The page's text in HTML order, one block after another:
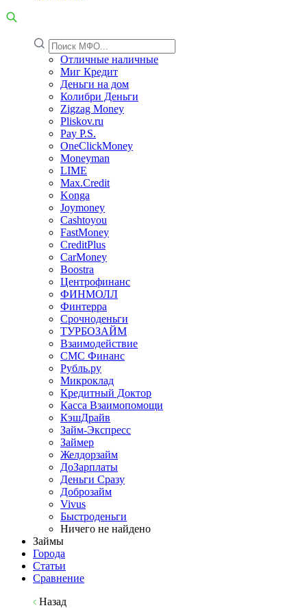
Отличные наличные
Миг Кредит
Деньги на дом
Колибри Деньги
Zigzag Money
Pliskov.ru
Pay P.S.
OneClickMoney
Moneyman
LIME
Max.Credit
Konga
Joymoney
Cashtoyou
FastMoney
CreditPlus
CarMoney
Boostra
Центрофинанс
ФИНМОЛЛ
Финтерра
Срочноденьги
ТУРБОЗАЙМ
Взаимодействие
СМС Финанс
Рубль.ру
Микроклад
Кредитный Доктор
Касса Взаимопомощи
КэшДрайв
Займ-Экспресс
Займер
Желдорзайм
ДоЗарплаты
Деньги Сразу
Доброзайм
Vivus
Быстроденьги
Ничего не найдено
Займы
Города
Статьи
Сравнение
Назад